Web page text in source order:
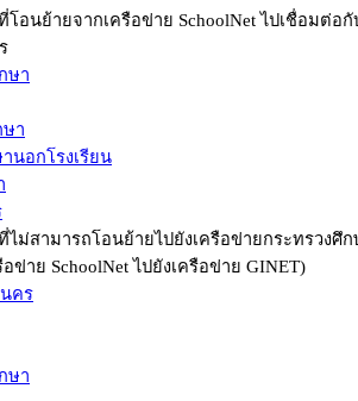
โอนย้ายจากเครือข่าย SchoolNet ไปเชื่อมต่อกั
ษา
า
นอกโรงเรียน
ไม่สามารถโอนย้ายไปยังเครือข่ายกระทรวงศึ
ข่าย SchoolNet ไปยังเครือข่าย GINET)
คร
ษา